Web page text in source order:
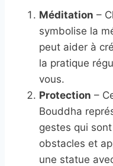
Méditation –
symbolise la
peut aider à
la pratique
vous.
Protection –
Bouddha
gestes qui
obstacles et
une statue